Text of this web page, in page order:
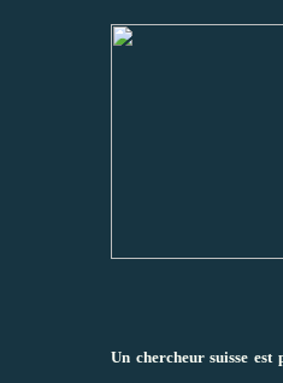
Un chercheur suisse